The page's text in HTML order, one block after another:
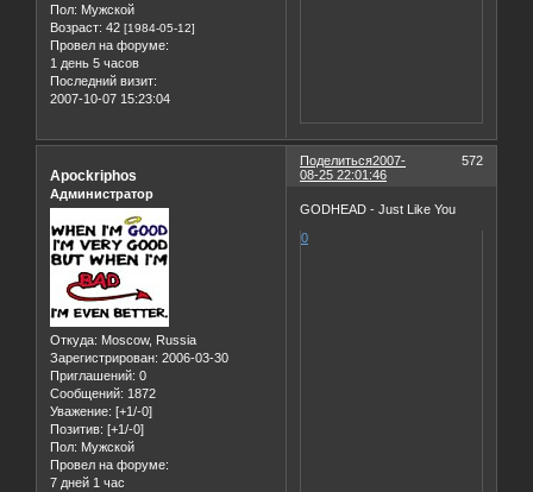
Пол: Мужской
Возраст: 42 [1984-05-12]
Провел на форуме:
1 день 5 часов
Последний визит:
2007-10-07 15:23:04
Поделиться 572
2007-
08-25 22:01:46
Apockriphos
Администратор
Откуда: Moscow, Russia
Зарегистрирован: 2006-03-30
Приглашений: 0
Сообщений: 1872
Уважение: [+1/-0]
Позитив: [+1/-0]
Пол: Мужской
Провел на форуме:
7 дней 1 час
GODHEAD - Just Like You
0